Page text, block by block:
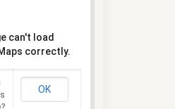
can't load
correctly.
OK